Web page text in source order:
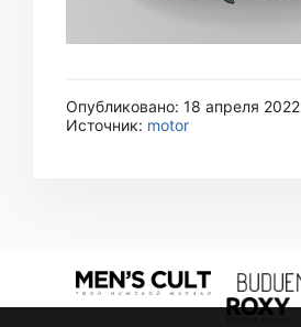
Опубликовано: 18 апреля 2022
Источник: motor